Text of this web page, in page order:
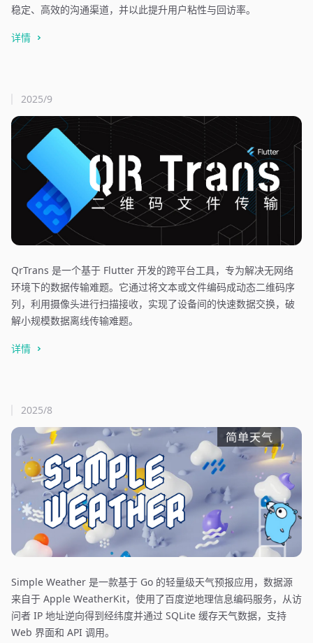
稳定、高效的沟通渠道，并以此提升用户粘性与回访率。
详情
2025/9
QrTrans 是一个基于 Flutter 开发的跨平台工具，专为解决无网络
环境下的数据传输难题。它通过将文本或文件编码成动态二维码序
列，利用摄像头进行扫描接收，实现了设备间的快速数据交换，破
解小规模数据离线传输难题。
详情
2025/8
Simple Weather 是一款基于 Go 的轻量级天气预报应用，数据源
来自于 Apple WeatherKit，使用了百度逆地理信息编码服务，从访
问者 IP 地址逆向得到经纬度并通过 SQLite 缓存天气数据，支持
Web 界面和 API 调用。